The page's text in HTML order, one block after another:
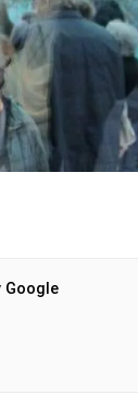
Google